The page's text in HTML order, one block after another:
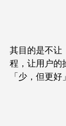
其目的是不让
程，让用户的
「少，但更